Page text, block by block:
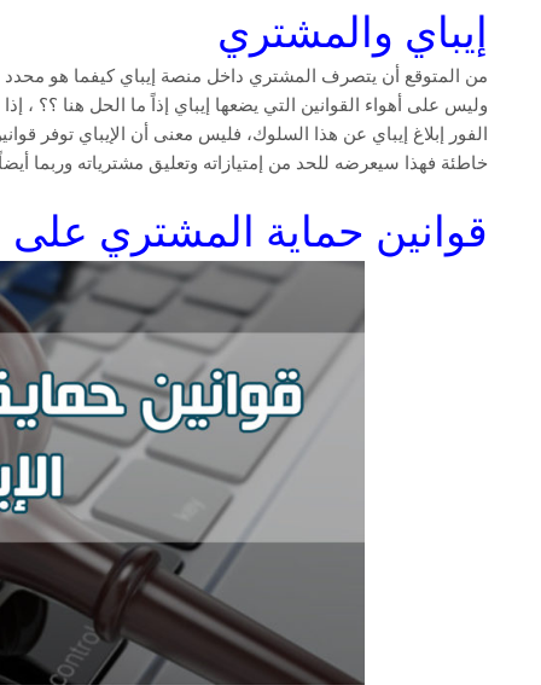
إيباي والمشتري
من المتوقع أن يتصرف المشتري داخل منصة إيباي كيفما هو
وليس على أهواء القوانين التي يضعها إيباي إذاً ما الحل هنا
الفور إبلاغ إيباي عن هذا السلوك، فليس معنى أن الإيباي توفر
خاطئة فهذا سيعرضه للحد من إمتيازاته وتعليق مشترياته وربما
قوانين حماية المشتري على